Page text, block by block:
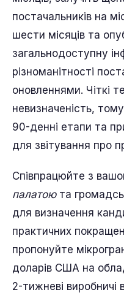
постачальників на
шести місяців та
загальнодоступну
різноманітності
оновленнями. Чіткі
невизначеність,
90-денні етапи та
для звітування про
Співпрацюйте з
палатоюта
для визначення
практичних
пропонуйте
доларів США на
2-тижневі виробничі